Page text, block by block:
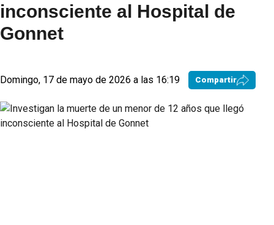
inconsciente al Hospital de
Gonnet
Domingo, 17 de mayo de 2026 a las 16:19 Compartir